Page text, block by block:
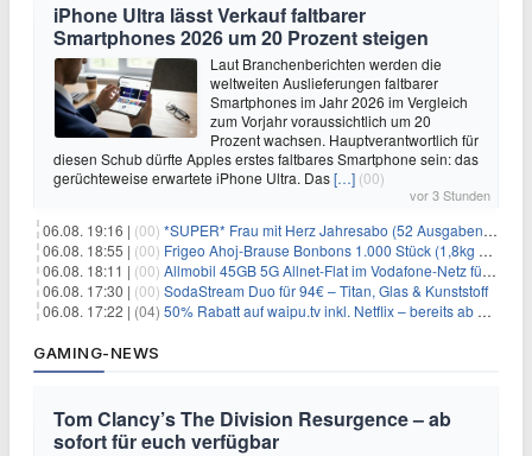
iPhone Ultra lässt Verkauf faltbarer
Smartphones 2026 um 20 Prozent steigen
Laut Branchenberichten werden die
weltweiten Auslieferungen faltbarer
Smartphones im Jahr 2026 im Vergleich
zum Vorjahr voraussichtlich um 20
Prozent wachsen. Hauptverantwortlich für
diesen Schub dürfte Apples erstes faltbares Smartphone sein: das
gerüchteweise erwartete iPhone Ultra. Das[…] (00)
vor 3 Stunden
06.08. 19:16 | (00) *SUPER* Frau mit Herz Jahresabo (52 Ausgaben) für 161,40€ + bis zu 150€ Prämie
06.08. 18:55 | (00) Frigeo Ahoj-Brause Bonbons 1.000 Stück (1,8kg Eimer) für 6,29€
06.08. 18:11 | (00) Allmobil 45GB 5G Allnet-Flat im Vodafone-Netz für eff. 5,91€/Monat dank 50€ Wechselbonus + 0€ AG
06.08. 17:30 | (00) SodaStream Duo für 94€ – Titan, Glas & Kunststoff
06.08. 17:22 | (04) 50% Rabatt auf waipu.tv inkl. Netflix – bereits ab 9€/Monat (statt 17,99€)
GAMING-NEWS
Tom Clancy’s The Division Resurgence – ab
sofort für euch verfügbar